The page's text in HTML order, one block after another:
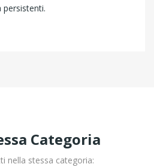
Categoria
nella stessa categoria: